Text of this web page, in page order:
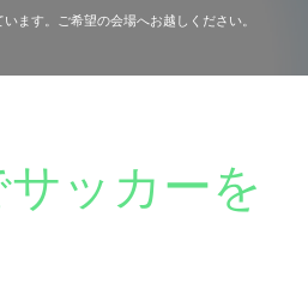
ます。ご希望の会場へお越しください。
ッカーを